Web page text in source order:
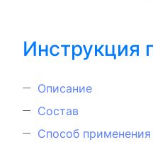
Инструкция
Описание
Состав
Способ применения